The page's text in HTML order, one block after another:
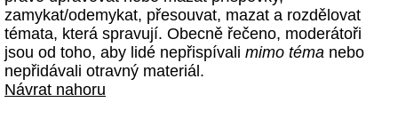
zamykat/odemykat, přesouvat, mazat a rozdělovat
témata, která spravují. Obecně řečeno, moderátoři
jsou od toho, aby lidé nepřispívali mimo téma nebo
nepřidávali otravný materiál.
Návrat nahoru